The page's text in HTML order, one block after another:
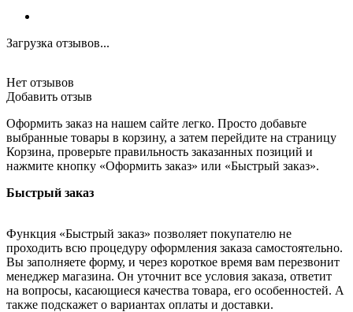
Загрузка отзывов...
Нет отзывов
Добавить отзыв
Оформить заказ на нашем сайте легко. Просто добавьте
выбранные товары в корзину, а затем перейдите на страницу
Корзина, проверьте правильность заказанных позиций и
нажмите кнопку «Оформить заказ» или «Быстрый заказ».
Быстрый заказ
Функция «Быстрый заказ» позволяет покупателю не
проходить всю процедуру оформления заказа самостоятельно.
Вы заполняете форму, и через короткое время вам перезвонит
менеджер магазина. Он уточнит все условия заказа, ответит
на вопросы, касающиеся качества товара, его особенностей. А
также подскажет о вариантах оплаты и доставки.